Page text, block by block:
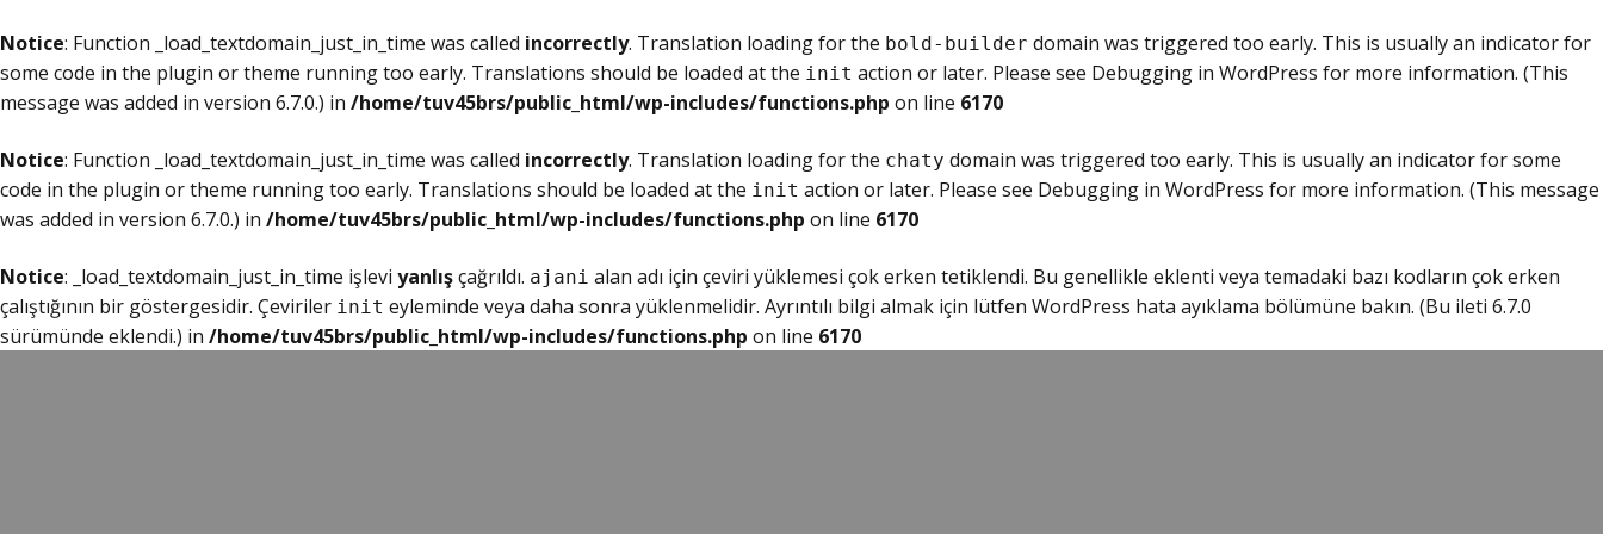
Notice: Function _load_textdomain_just_in_time was called incorrectly. Translation loading for the bold-builder domain was triggered too early. This is usually an indicator for
some code in the plugin or theme running too early. Translations should be loaded at the init action or later. Please see Debugging in WordPress for more information. (This
message was added in version 6.7.0.) in /home/tuv45brs/public_html/wp-includes/functions.php on line 6170
Notice: Function _load_textdomain_just_in_time was called incorrectly. Translation loading for the chaty domain was triggered too early. This is usually an indicator for some
code in the plugin or theme running too early. Translations should be loaded at the init action or later. Please see Debugging in WordPress for more information. (This message
was added in version 6.7.0.) in /home/tuv45brs/public_html/wp-includes/functions.php on line 6170
Notice: _load_textdomain_just_in_time işlevi yanlışçağrıldı. ajani alan adı için çeviri yüklemesi çok erken tetiklendi. Bu genellikle eklenti veya temadaki bazı kodların çok erken
çalıştığının bir göstergesidir. Çeviriler init eyleminde veya daha sonra yüklenmelidir. Ayrıntılı bilgi almak için lütfen WordPress hata ayıklama bölümüne bakın. (Bu ileti 6.7.0
sürümünde eklendi.) in /home/tuv45brs/public_html/wp-includes/functions.php on line 6170